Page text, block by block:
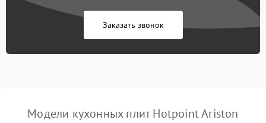
Заказать звонок
Модели кухонных плит Hotpoint Ariston